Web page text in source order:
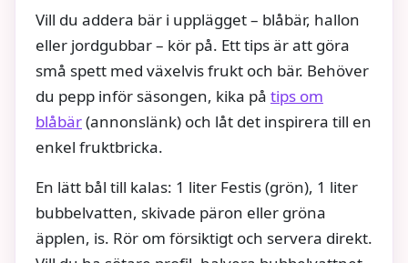
Vill du addera bär i upplägget – blåbär, hallon
eller jordgubbar – kör på. Ett tips är att göra
små spett med växelvis frukt och bär. Behöver
du pepp inför säsongen, kika på tips om
blåbär(annonslänk) och låt det inspirera till en
enkel fruktbricka.
En lätt bål till kalas: 1 liter Festis (grön), 1 liter
bubbelvatten, skivade päron eller gröna
äpplen, is. Rör om försiktigt och servera direkt.